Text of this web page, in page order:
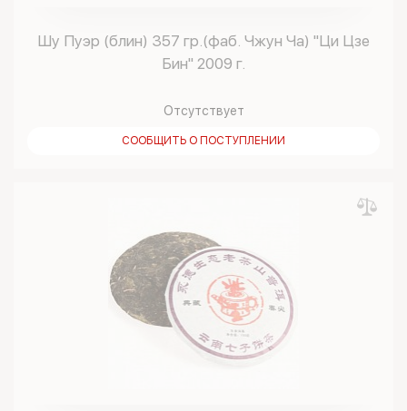
Шу Пуэр (блин) 357 гр.(фаб. Чжун Ча) "Ци Цзе
Бин" 2009 г.
Отсутствует
СООБЩИТЬ О ПОСТУПЛЕНИИ